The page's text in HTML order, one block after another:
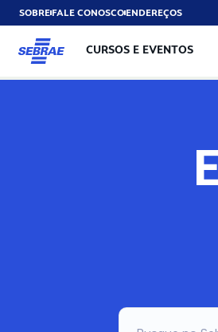
SOBREFALE CONOSCOENDEREÇOS
CURSOS E EVENTOS